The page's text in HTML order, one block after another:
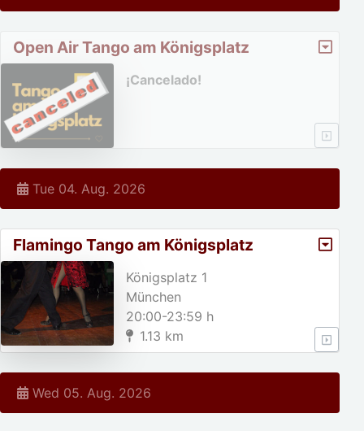
Open Air Tango am Königsplatz
¡Cancelado!
Tue 04. Aug. 2026
Flamingo Tango am Königsplatz
Königsplatz 1
München
20:00-23:59 h
1.13 km
Wed 05. Aug. 2026